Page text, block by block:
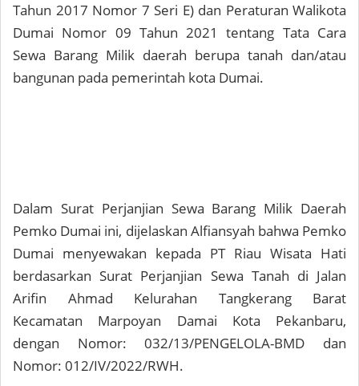
Tahun 2017 Nomor 7 Seri E) dan Peraturan Walikota
Dumai Nomor 09 Tahun 2021 tentang Tata Cara
Sewa Barang Milik daerah berupa tanah dan/atau
bangunan pada pemerintah kota Dumai.
Dalam Surat Perjanjian Sewa Barang Milik Daerah
Pemko Dumai ini, dijelaskan Alfiansyah bahwa Pemko
Dumai menyewakan kepada PT Riau Wisata Hati
berdasarkan Surat Perjanjian Sewa Tanah di Jalan
Arifin Ahmad Kelurahan Tangkerang Barat
Kecamatan Marpoyan Damai Kota Pekanbaru,
dengan Nomor: 032/13/PENGELOLA-BMD dan
Nomor: 012/IV/2022/RWH.